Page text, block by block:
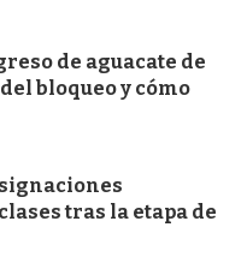
de aguacate de
bloqueo y cómo
tras la etapa de